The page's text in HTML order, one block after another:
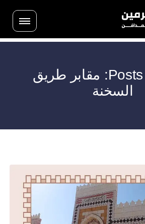
Posts Tagged: مقابر طريق
السخنة